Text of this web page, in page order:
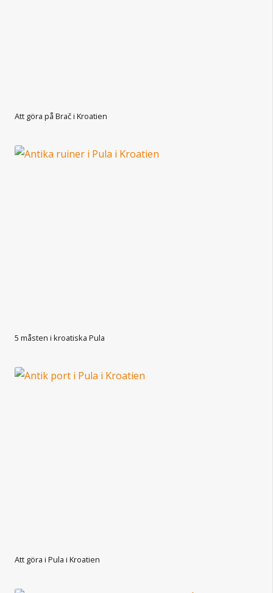
Att göra på Brač i Kroatien
5 måsten i kroatiska Pula
Att göra i Pula i Kroatien